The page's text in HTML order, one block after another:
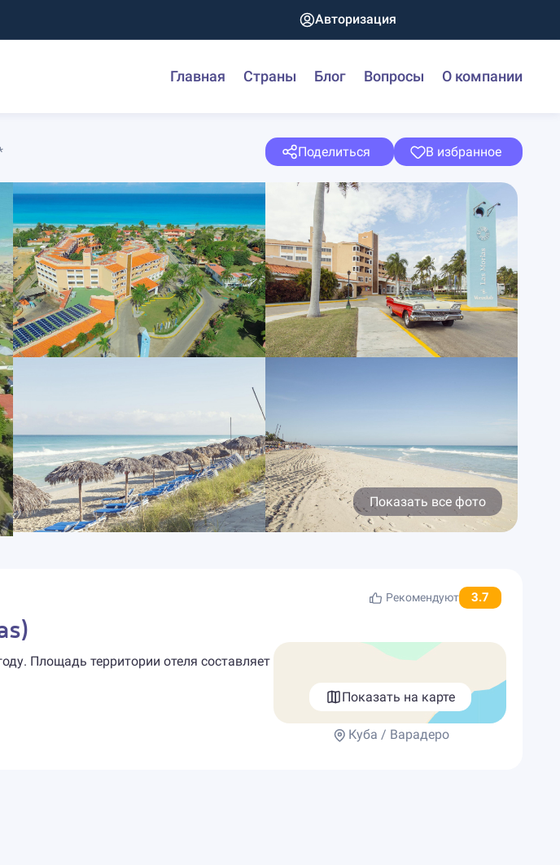
Авторизация
Главная Страны Блог Вопросы О компании
Поделиться В избранное
Показать все фото
Рекомендуют 3.7
Площадь территории отеля составляет
Показать на карте
Куба / Варадеро